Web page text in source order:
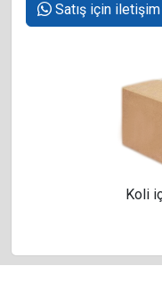
Satış için iletişim
Koli